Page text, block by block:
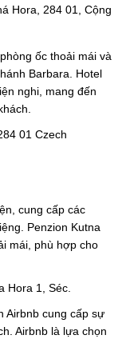
Hora, 284 01, Cộng
ốc thoải mái và
Barbara. Hotel
nghi, mang đến
01 Czech
cung cấp các
Penzion Kutna
mái, phù hợp cho
Hora 1, Séc.
Airbnb cung cấp sự
Airbnb là lựa chọn